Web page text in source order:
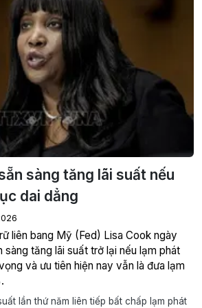
sàng tăng lãi suất nếu
dai dẳng
liên bang Mỹ (Fed) Lisa Cook ngày
tăng lãi suất trở lại nếu lạm phát
và ưu tiên hiện nay vẫn là đưa lạm
lần thứ năm liên tiếp bất chấp lạm phát